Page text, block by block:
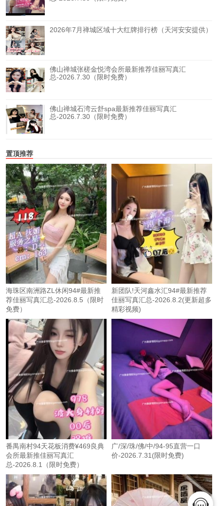
2026年7月禅城区域十大红牌排行榜（天河安安提供）
佛山禅城张槎金悦湾会所最新推荐佳丽写真汇
总-2026.7.30（限时免费）
佛山禅城石湾云舒spa最新推荐佳丽写真汇
总-2026.7.30（限时免费）
置顶推荐
海珠区南洲路ZL休闲94#最新推
荐佳丽写真汇总-2026.8.5（限时
免费）
新团队!天河鑫水汇94#最新推荐
佳丽写真汇总-2026.8.2(更新超多
精彩视频)
番禺南村94天花板消费¥469良典
会所最新推佳丽写真汇
总-2026.8.1（限时免费）
广/深/珠/佛/中/94-95直营一口
价-2026.7.31(限时免费)